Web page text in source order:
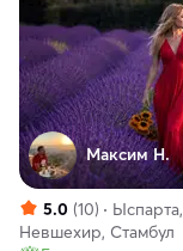
Максим H.
5.0 (10)
Ыспарта,
Невшехир, Стамбул